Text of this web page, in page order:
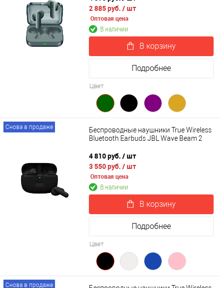
2 885 руб. / шт
Оптовая цена
В наличии
В корзину
Подробнее
Цвет
Снова в продаже
Беспроводные наушники True Wireless
Bluetooth Earbuds JBL Wave Beam 2
4 810 руб. / шт
3 550 руб. / шт
Оптовая цена
В наличии
В корзину
Подробнее
Цвет
Снова в продаже